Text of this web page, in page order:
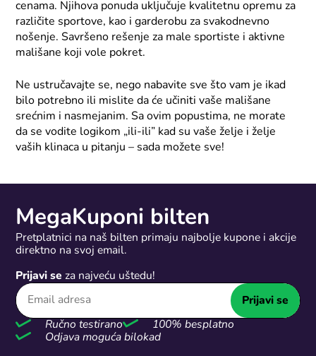
cenama. Njihova ponuda uključuje kvalitetnu opremu za
različite sportove, kao i garderobu za svakodnevno
nošenje. Savršeno rešenje za male sportiste i aktivne
mališane koji vole pokret.
Ne ustručavajte se, nego nabavite sve što vam je ikad
bilo potrebno ili mislite da će učiniti vaše mališane
srećnim i nasmejanim. Sa ovim popustima, ne morate
da se vodite logikom „ili-ili” kad su vaše želje i želje
vaših klinaca u pitanju – sada možete sve!
MegaKuponi bilten
Pretplatnici na naš bilten primaju najbolje kupone i akcije
direktno na svoj email.
Prijavi se za najveću uštedu!
Prijavi se
Ručno testirano
100% besplatno
Odjava moguća bilokad